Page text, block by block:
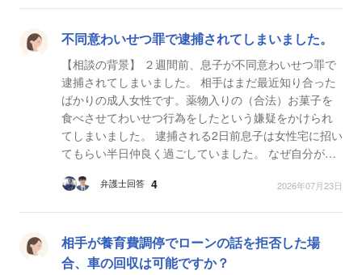
不同意わいせつ罪で逮捕されてしまいました。
【相談の背景】 ２週間前、息子が不同意わいせつ罪で
逮捕されてしまいました。 相手はまだ最近知り合った
ばかりの成人女性です。薬物入りの（合法）お菓子を
食べさせてわいせつ行為をしたという嫌疑をかけられ
てしまいました。 逮捕される2日前息子は女性宅に招い
てもらい半日仲良く過ごしていました。 なぜ自分が逮
い...
弁護士回答 4 2026年07月23日
相手が養育費調停でローンの話を拒否した場
合、車の回収は可能ですか？